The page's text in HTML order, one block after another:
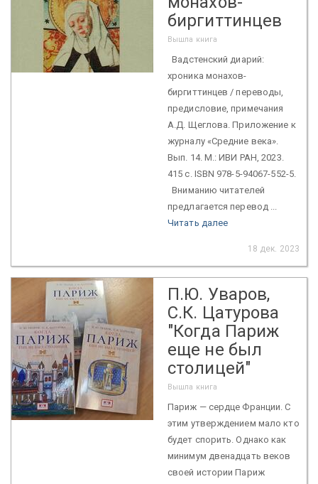
биргиттинцев
Вышла книга
Вадстенский диарий:
хроника монахов-
биргиттинцев / переводы,
предисловие, примечания
А.Д. Щеглова. Приложение к
журналу «Средние века».
Вып. 14. М.: ИВИ РАН, 2023.
415 с. ISBN 978-5-94067-552-5.
Вниманию читателей
предлагается перевод ...
Читать далее
18 дек. 2023
П.Ю. Уваров,
С.К. Цатурова
"Когда Париж
еще не был
столицей"
Вышла книга
Париж — сердце Франции. С
этим утверждением мало кто
будет спорить. Однако как
минимум двенадцать веков
своей истории Париж